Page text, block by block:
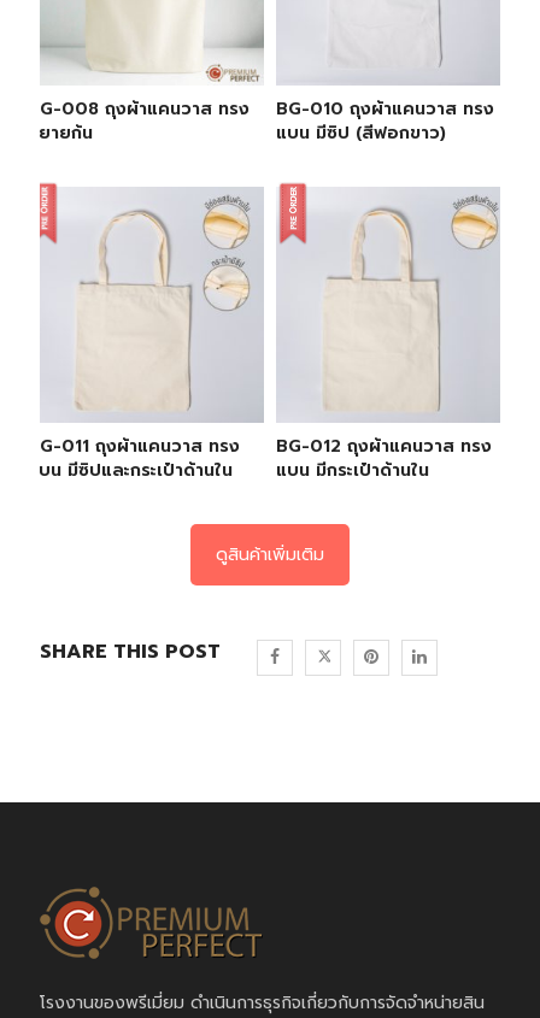
BG-008 ถุงผ้าแคนวาส ทรง
ขยายก้น
BG-010 ถุงผ้าแคนวาส ทรง
แบน มีซิป (สีฟอกขาว)
BG-011 ถุงผ้าแคนวาส ทรง
แบน มีซิปและกระเป๋าด้านใน
BG-012 ถุงผ้าแคนวาส ทรง
แบน มีกระเป๋าด้านใน
ดูสินค้าเพิ่มเติม
SHARE THIS POST
โรงงานของพรีเมี่ยม ดำเนินการธุรกิจเกี่ยวกับการจัดจำหน่ายสิน